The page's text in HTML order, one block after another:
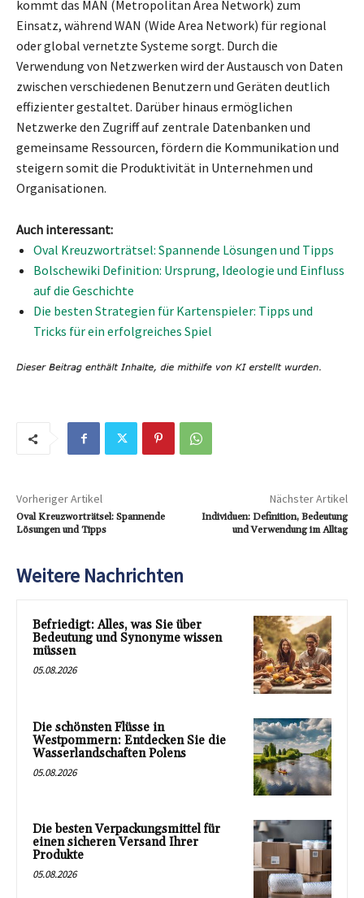
kommt das MAN (Metropolitan Area Network) zum
Einsatz, während WAN (Wide Area Network) für regional
oder global vernetzte Systeme sorgt. Durch die
Verwendung von Netzwerken wird der Austausch von Daten
zwischen verschiedenen Benutzern und Geräten deutlich
effizienter gestaltet. Darüber hinaus ermöglichen
Netzwerke den Zugriff auf zentrale Datenbanken und
gemeinsame Ressourcen, fördern die Kommunikation und
steigern somit die Produktivität in Unternehmen und
Organisationen.
Auch interessant:
Oval Kreuzworträtsel: Spannende Lösungen und Tipps
Bolschewiki Definition: Ursprung, Ideologie und Einfluss
auf die Geschichte
Die besten Strategien für Kartenspieler: Tipps und
Tricks für ein erfolgreiches Spiel
Vorheriger Artikel
Oval Kreuzworträtsel: Spannende
Lösungen und Tipps
Nächster Artikel
Individuen: Definition, Bedeutung
und Verwendung im Alltag
Weitere Nachrichten
Befriedigt: Alles, was Sie über
Bedeutung und Synonyme wissen
müssen
05.08.2026
Die schönsten Flüsse in
Westpommern: Entdecken Sie die
Wasserlandschaften Polens
05.08.2026
Die besten Verpackungsmittel für
einen sicheren Versand Ihrer
Produkte
05.08.2026